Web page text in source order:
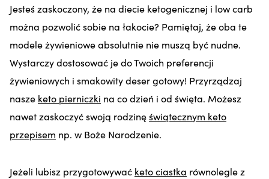
Jesteś zaskoczony, że na diecie ketogenicznej i low carb
można pozwolić sobie na łakocie? Pamiętaj, że oba te
modele żywieniowe absolutnie nie muszą być nudne.
Wystarczy dostosować je do Twoich preferencji
żywieniowych i smakowity deser gotowy! Przyrządzaj
nasze keto pierniczki na co dzień i od święta. Możesz
nawet zaskoczyć swoją rodzinęświątecznym keto
przepisem np. w Boże Narodzenie.
Jeżeli lubisz przygotowywać keto ciastka równolegle z